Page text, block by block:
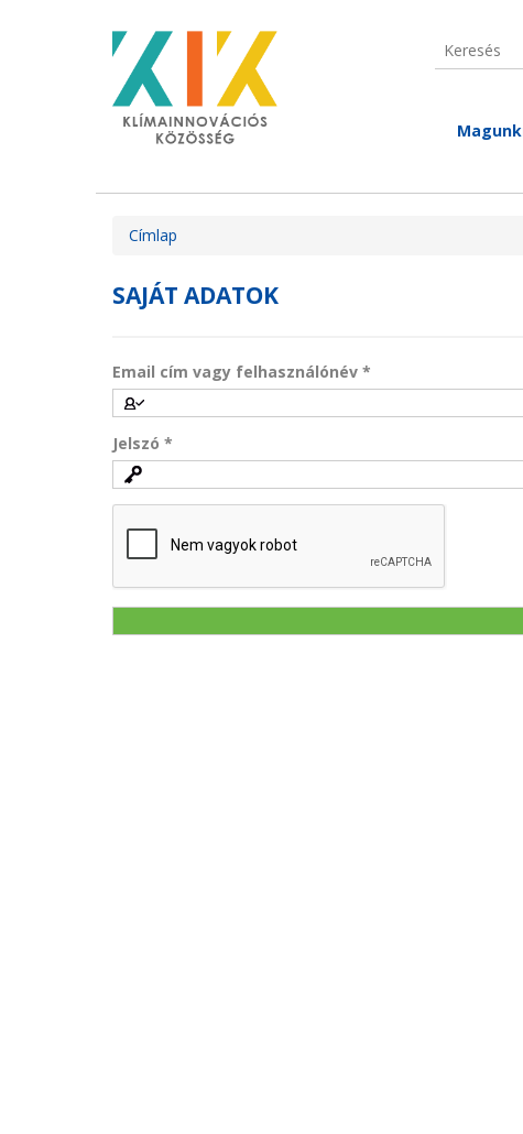
Ugrás a tartalomra Keresés
Keresés
Jelenlegi hely
Címlap
SAJÁT ADATOK
Email cím vagy felhasználónév *
Jelszó *